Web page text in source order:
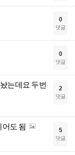
0
댓글
0
댓글
는데요 두번
2
댓글
어도 됨 5
댓글